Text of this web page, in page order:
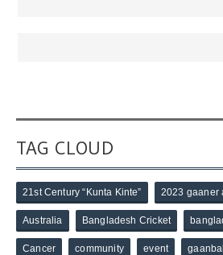
TAG CLOUD
21st Century “Kunta Kinte” 2023 gaaner
Australia Bangladesh Cricket
Cancer community event